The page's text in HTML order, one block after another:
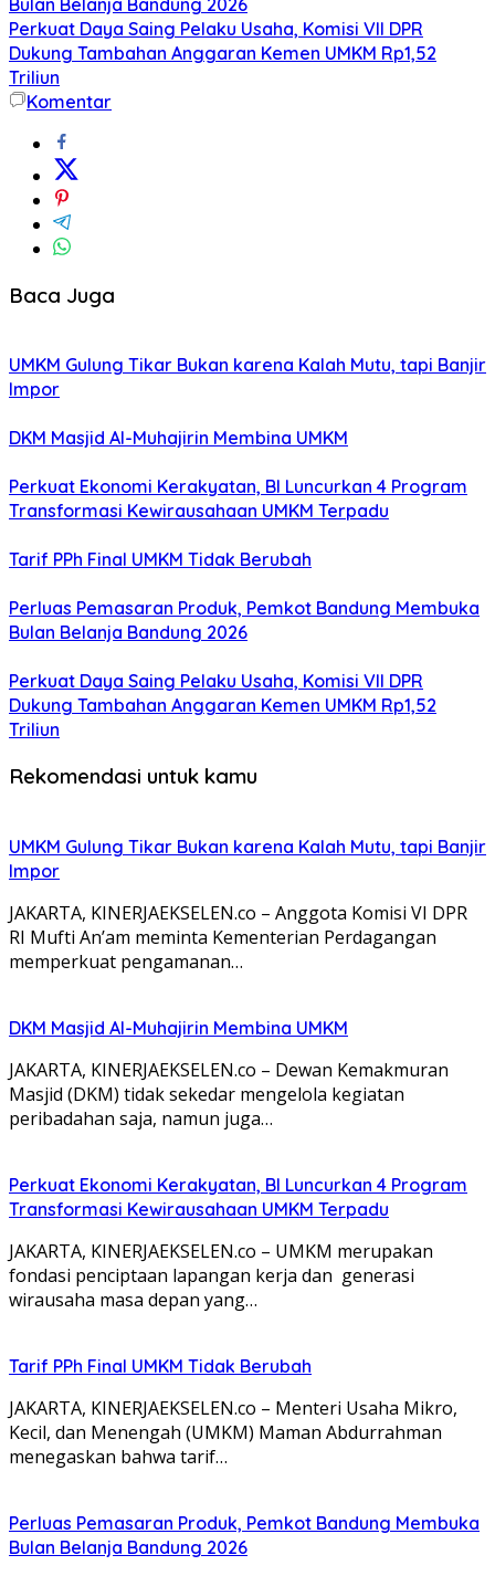
Perkuat Daya Saing Pelaku Usaha, Komisi VII DPR
Dukung Tambahan Anggaran Kemen UMKM Rp1,52
Triliun
Komentar
Baca Juga
UMKM Gulung Tikar Bukan karena Kalah Mutu, tapi Banjir
Impor
DKM Masjid Al-Muhajirin Membina UMKM
Perkuat Ekonomi Kerakyatan, BI Luncurkan 4 Program
Transformasi Kewirausahaan UMKM Terpadu
Tarif PPh Final UMKM Tidak Berubah
Perluas Pemasaran Produk, Pemkot Bandung Membuka
Bulan Belanja Bandung 2026
Perkuat Daya Saing Pelaku Usaha, Komisi VII DPR
Dukung Tambahan Anggaran Kemen UMKM Rp1,52
Triliun
Rekomendasi untuk kamu
UMKM Gulung Tikar Bukan karena Kalah Mutu, tapi Banjir
Impor
JAKARTA, KINERJAEKSELEN.co – Anggota Komisi VI DPR
RI Mufti An’am meminta Kementerian Perdagangan
memperkuat pengamanan…
DKM Masjid Al-Muhajirin Membina UMKM
JAKARTA, KINERJAEKSELEN.co – Dewan Kemakmuran
Masjid (DKM) tidak sekedar mengelola kegiatan
peribadahan saja, namun juga…
Perkuat Ekonomi Kerakyatan, BI Luncurkan 4 Program
Transformasi Kewirausahaan UMKM Terpadu
JAKARTA, KINERJAEKSELEN.co – UMKM merupakan
fondasi penciptaan lapangan kerja dan generasi
wirausaha masa depan yang…
Tarif PPh Final UMKM Tidak Berubah
JAKARTA, KINERJAEKSELEN.co – Menteri Usaha Mikro,
Kecil, dan Menengah (UMKM) Maman Abdurrahman
menegaskan bahwa tarif…
Perluas Pemasaran Produk, Pemkot Bandung Membuka
Bulan Belanja Bandung 2026